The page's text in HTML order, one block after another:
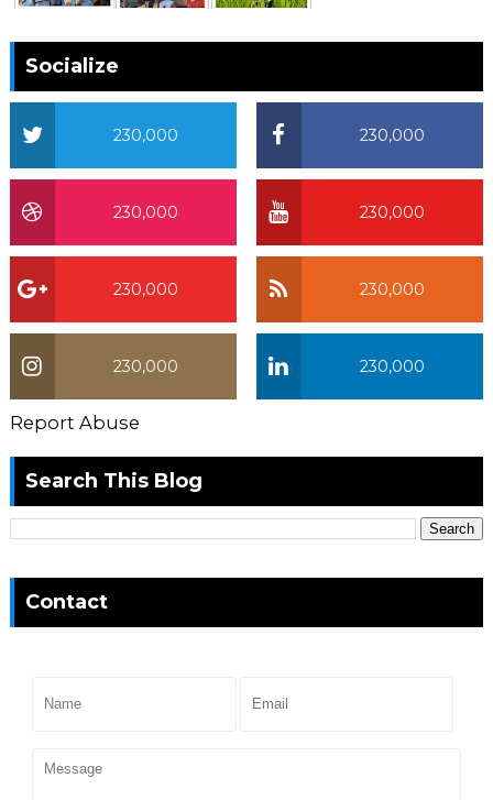
Socialize
230,000
230,000
230,000
230,000
230,000
230,000
230,000
230,000
Report Abuse
Search This Blog
Contact